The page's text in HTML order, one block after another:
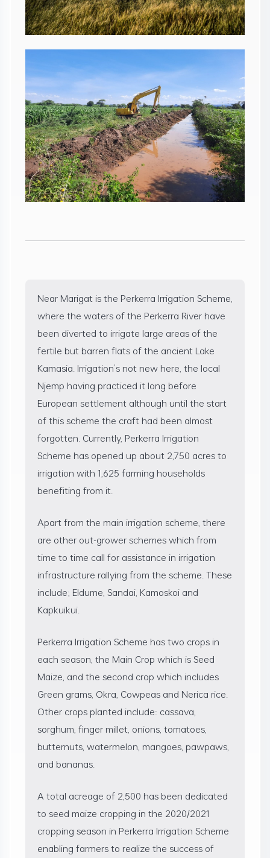
Near Marigat is the Perkerra Irrigation Scheme,
where the waters of the Perkerra River have
been diverted to irrigate large areas of the
fertile but barren flats of the ancient Lake
Kamasia. Irrigation’s not new here, the local
Njemp having practiced it long before
European settlement although until the start
of this scheme the craft had been almost
forgotten. Currently, Perkerra Irrigation
Scheme has opened up about 2,750 acres to
irrigation with 1,625 farming households
benefiting from it.
Apart from the main irrigation scheme, there
are other out-grower schemes which from
time to time call for assistance in irrigation
infrastructure rallying from the scheme. These
include; Eldume, Sandai, Kamoskoi and
Kapkuikui.
Perkerra Irrigation Scheme has two crops in
each season, the Main Crop which is Seed
Maize, and the second crop which includes
Green grams, Okra, Cowpeas and Nerica rice.
Other crops planted include: cassava,
sorghum, finger millet, onions, tomatoes,
butternuts, watermelon, mangoes, pawpaws,
and bananas.
A total acreage of 2,500 has been dedicated
to seed maize cropping in the 2020/2021
cropping season in Perkerra Irrigation Scheme
enabling farmers to realize the success of